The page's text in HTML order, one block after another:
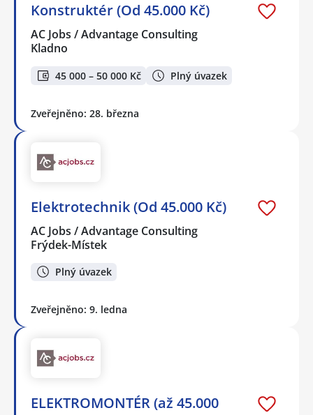
Konstruktér (Od 45.000 Kč)
AC Jobs / Advantage Consulting
Kladno
45 000 – 50 000 Kč Plný úvazek
Zveřejněno: 28. března
Elektrotechnik (Od 45.000 Kč)
AC Jobs / Advantage Consulting
Frýdek-Místek
Plný úvazek
Zveřejněno: 9. ledna
ELEKTROMONTÉR (až 45.000